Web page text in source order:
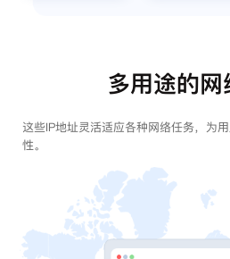
多用途的
这些IP地址灵活适应各种网络任务，为
性。